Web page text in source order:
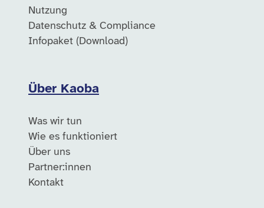
Nutzung
Datenschutz & Compliance
Infopaket (Download)
Über Kaoba
Was wir tun
Wie es funktioniert
Über uns
Partner:innen
Kontakt